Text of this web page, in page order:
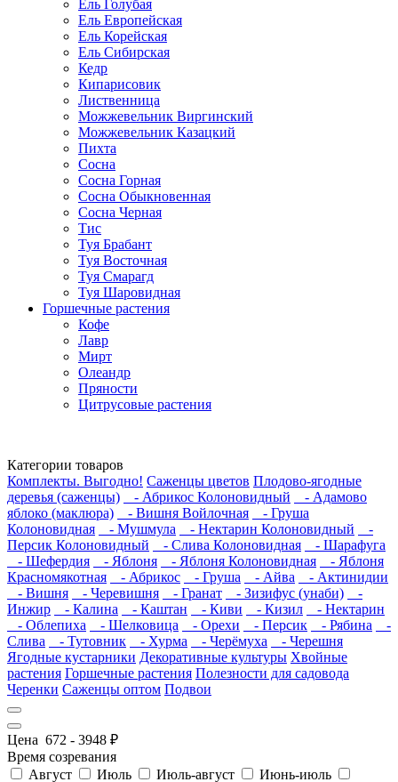
Ель Голубая
Ель Европейская
Ель Корейская
Ель Сибирская
Кедр
Кипарисовик
Лиственница
Можжевельник Виргинский
Можжевельник Казацкий
Пихта
Сосна
Сосна Горная
Сосна Обыкновенная
Сосна Черная
Тис
Туя Брабант
Туя Восточная
Туя Смарагд
Туя Шаровидная
Горшечные растения
Кофе
Лавр
Мирт
Олеандр
Пряности
Цитрусовые растения
Категории товаров
Комплекты. Выгодно! Саженцы цветов Плодово-ягодные
деревья (саженцы)
- Абрикос Колоновидный
- Адамово
яблоко (маклюра)
- Вишня Войлочная
- Груша
Колоновидная
- Мушмула - Нектарин Колоновидный
-
Персик Колоновидный
- Слива Колоновидная
- Шарафуга
- Шефердия
- Яблоня - Яблоня Колоновидная
- Яблоня
Красномякотная
- Абрикос - Груша - Айва
- Актинидии
- Вишня
- Черевишня - Гранат - Зизифус (унаби)
-
Инжир
- Калина - Каштан - Киви - Кизил
- Нектарин
- Облепиха
- Шелковица - Орехи - Персик - Рябина
-
Слива
- Тутовник - Хурма - Черёмуха
- Черешня
Ягодные кустарники Декоративные культуры Хвойные
растения Горшечные растения Полезности для садовода
Черенки Саженцы оптом Подвои
Цена 672 - 3948 ₽
Время созревания
Август
Июль Июль-август
Июнь-июль